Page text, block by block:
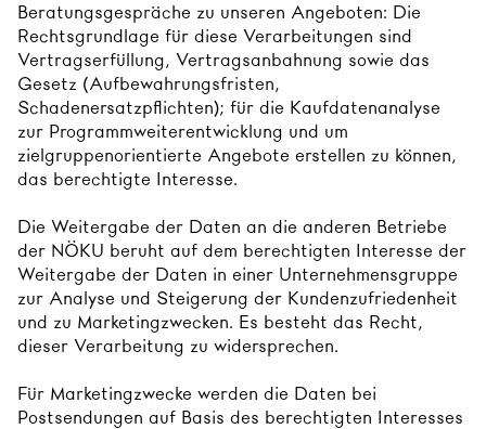
Beratungsgespräche zu unseren Angeboten: Die
Rechtsgrundlage für diese Verarbeitungen sind
Vertragserfüllung, Vertragsanbahnung sowie das
Gesetz (Aufbewahrungsfristen,
Schadenersatzpflichten); für die Kaufdatenanalyse
zur Programmweiterentwicklung und um
zielgruppenorientierte Angebote erstellen zu können,
das berechtigte Interesse.
Die Weitergabe der Daten an die anderen Betriebe
der NÖKU beruht auf dem berechtigten Interesse der
Weitergabe der Daten in einer Unternehmensgruppe
zur Analyse und Steigerung der Kundenzufriedenheit
und zu Marketingzwecken. Es besteht das Recht,
dieser Verarbeitung zu widersprechen.
Für Marketingzwecke werden die Daten bei
Postsendungen auf Basis des berechtigten Interesses